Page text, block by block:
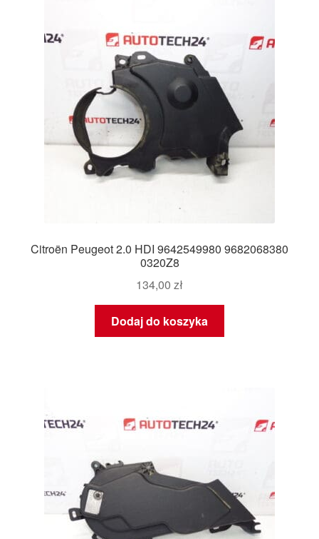
Citroën Peugeot 2.0 HDI 9642549980 9682068380
0320Z8
134,00 zł
Dodaj do koszyka